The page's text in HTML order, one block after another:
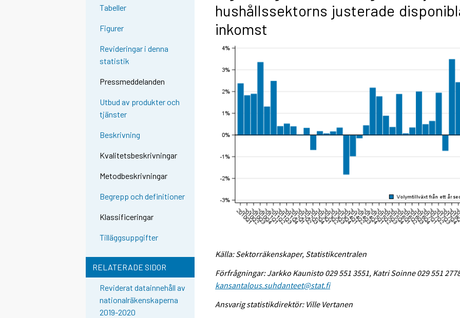
Tabeller
Figurer
Revideringar i denna
statistik
Pressmeddelanden
Utbud av produkter och
tjänster
Beskrivning
Kvalitetsbeskrivningar
Metodbeskrivningar
Begrepp och definitioner
Klassificeringar
Tilläggsuppgifter
RELATERADE SIDOR
Reviderat datainnehåll av
nationalräkenskaperna
2019-2020
hushållssektorns justerade
inkomst
Källa: Sektorräkenskaper, Statistikcentralen
Förfrågningar: Jarkko Kaunisto 029 551 3551, Katri Soinne 029 551
kansantalous.suhdanteet@stat.fi
Ansvarig statistikdirektör: Ville Vertanen